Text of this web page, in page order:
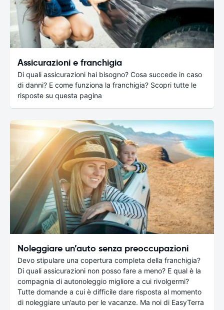
Assicurazioni e franchigia
Di quali assicurazioni hai bisogno? Cosa succede in caso
di danni? E come funziona la franchigia? Scopri tutte le
risposte su questa pagina
Noleggiare un’auto senza preoccupazioni
Devo stipulare una copertura completa della franchigia?
Di quali assicurazioni non posso fare a meno? E qual è la
compagnia di autonoleggio migliore a cui rivolgermi?
Tutte domande a cui è difficile dare risposta al momento
di noleggiare un’auto per le vacanze. Ma noi di EasyTerra